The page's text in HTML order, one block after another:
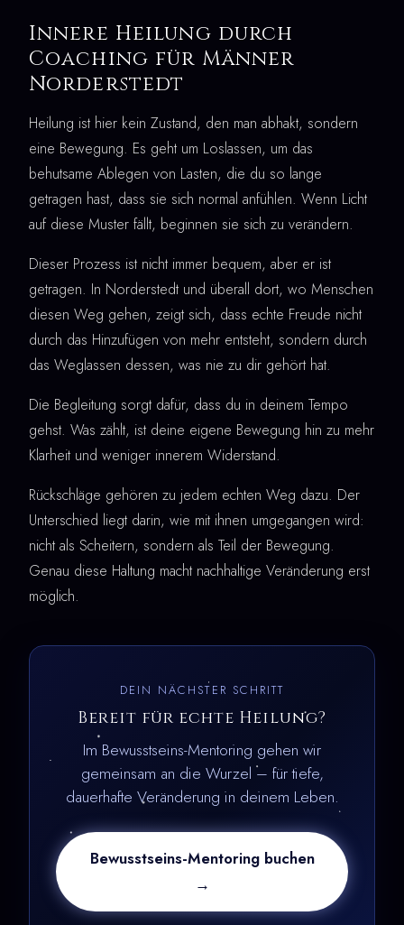
Innere Heilung durch
Coaching für Männer
Norderstedt
Heilung ist hier kein Zustand, den man abhakt, sondern
eine Bewegung. Es geht um Loslassen, um das
behutsame Ablegen von Lasten, die du so lange
getragen hast, dass sie sich normal anfühlen. Wenn Licht
auf diese Muster fällt, beginnen sie sich zu verändern.
Dieser Prozess ist nicht immer bequem, aber er ist
getragen. In Norderstedt und überall dort, wo Menschen
diesen Weg gehen, zeigt sich, dass echte Freude nicht
durch das Hinzufügen von mehr entsteht, sondern durch
das Weglassen dessen, was nie zu dir gehört hat.
Die Begleitung sorgt dafür, dass du in deinem Tempo
gehst. Was zählt, ist deine eigene Bewegung hin zu mehr
Klarheit und weniger innerem Widerstand.
Rückschläge gehören zu jedem echten Weg dazu. Der
Unterschied liegt darin, wie mit ihnen umgegangen wird:
nicht als Scheitern, sondern als Teil der Bewegung.
Genau diese Haltung macht nachhaltige Veränderung erst
möglich.
DEIN NÄCHSTER SCHRITT
Bereit für echte Heilung?
Im Bewusstseins-Mentoring gehen wir
gemeinsam an die Wurzel – für tiefe,
dauerhafte Veränderung in deinem Leben.
Bewusstseins-Mentoring buchen
→